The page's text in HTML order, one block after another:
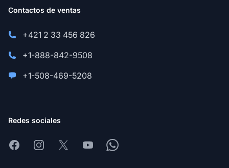
Contactos de ventas
+421 2 33 456 826
+1-888-842-9508
+1-508-469-5208
Redes sociales
FacebookInstagram
X YoutubeWhatsapp